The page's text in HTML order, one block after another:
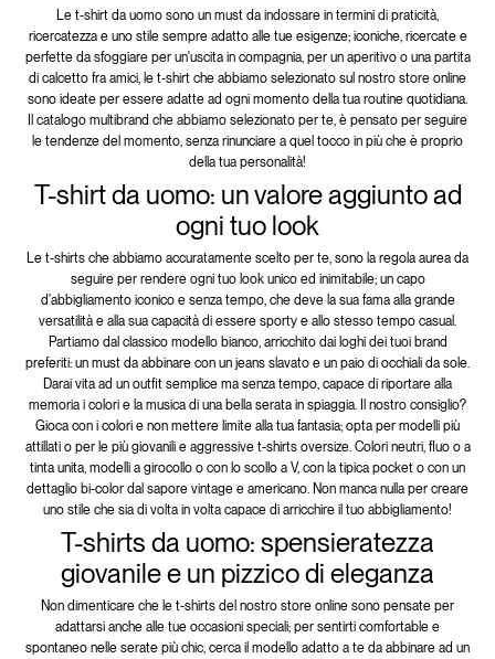
Le t-shirt da uomo sono un must da indossare in termini di praticità,
ricercatezza e uno stile sempre adatto alle tue esigenze; iconiche, ricercate e
perfette da sfoggiare per un'uscita in compagnia, per un aperitivo o una partita
di calcetto fra amici, le t-shirt che abbiamo selezionato sul nostro store online
sono ideate per essere adatte ad ogni momento della tua routine quotidiana.
Il catalogo multibrand che abbiamo selezionato per te, è pensato per seguire
le tendenze del momento, senza rinunciare a quel tocco in più che è proprio
della tua personalità!
T-shirt da uomo: un valore aggiunto ad
ogni tuo look
Le t-shirts che abbiamo accuratamente scelto per te, sono la regola aurea da
seguire per rendere ogni tuo look unico ed inimitabile; un capo
d'abbigliamento iconico e senza tempo, che deve la sua fama alla grande
versatilità e alla sua capacità di essere sporty e allo stesso tempo casual.
Partiamo dal classico modello bianco, arricchito dai loghi dei tuoi brand
preferiti: un must da abbinare con un jeans slavato e un paio di occhiali da sole.
Darai vita ad un outfit semplice ma senza tempo, capace di riportare alla
memoria i colori e la musica di una bella serata in spiaggia. Il nostro consiglio?
Gioca con i colori e non mettere limite alla tua fantasia; opta per modelli più
attillati o per le più giovanili e aggressive t-shirts oversize. Colori neutri, fluo o a
tinta unita, modelli a girocollo o con lo scollo a V, con la tipica pocket o con un
dettaglio bi-color dal sapore vintage e americano. Non manca nulla per creare
uno stile che sia di volta in volta capace di arricchire il tuo abbigliamento!
T-shirts da uomo: spensieratezza
giovanile e un pizzico di eleganza
Non dimenticare che le t-shirts del nostro store online sono pensate per
adattarsi anche alle tue occasioni speciali; per sentirti comfortable e
spontaneo nelle serate più chic, cerca il modello adatto a te da abbinare ad un